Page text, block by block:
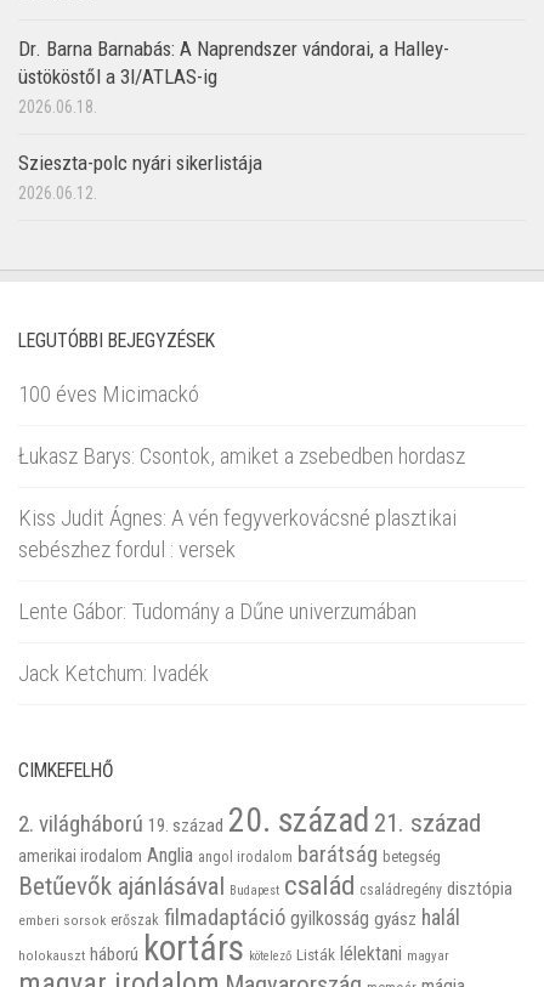
Dr. Barna Barnabás: A Naprendszer vándorai, a Halley-
üstököstől a 3I/ATLAS-ig
2026.06.18.
Szieszta-polc nyári sikerlistája
2026.06.12.
LEGUTÓBBI BEJEGYZÉSEK
100 éves Micimackó
Łukasz Barys: Csontok, amiket a zsebedben hordasz
Kiss Judit Ágnes: A vén fegyverkovácsné plasztikai
sebészhez fordul : versek
Lente Gábor: Tudomány a Dűne univerzumában
Jack Ketchum: Ivadék
CIMKEFELHŐ
2. világháború 19. század 20. század 21. század
amerikai irodalom Anglia angol irodalom barátság betegség
Betűevők ajánlásával Budapest család családregény disztópia
emberi sorsok erőszak filmadaptáció gyilkosság gyász halál
holokauszt háború kortárs kötelező Listák lélektani magyar